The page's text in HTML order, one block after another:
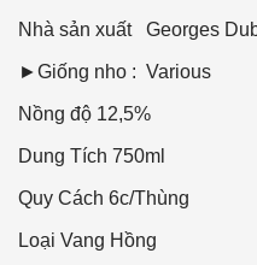
Nhà sản xuất Georges
►Giống nho : Various
Nồng độ
Dung Tích 750ml
Quy Cách 6c/
Loại Vang Hồng